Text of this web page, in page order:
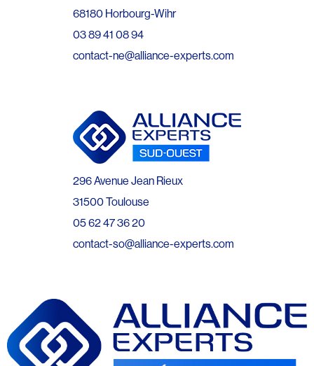
68180 Horbourg-Wihr
03 89 41 08 94
contact-ne@alliance-experts.com
296 Avenue Jean Rieux
31500 Toulouse
05 62 47 36 20
contact-so@alliance-experts.com